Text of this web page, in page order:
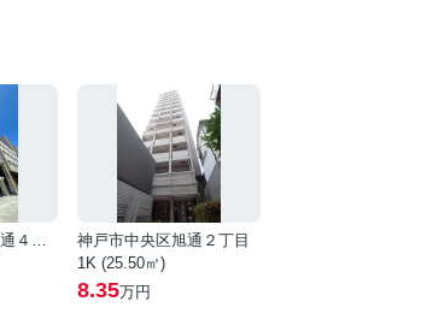
神戸市中央区海岸通４丁目
神戸市中央区旭通２丁目
1K (25.50㎡)
8.35万円